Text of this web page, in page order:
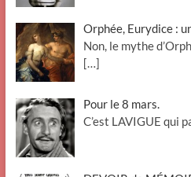
Orphée, Eurydice :
Non, le mythe
[…]
Pour le 8 mars.
C’est LAVIGUE qui